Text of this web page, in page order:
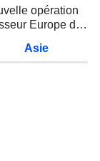
opération
Europe de
Asie